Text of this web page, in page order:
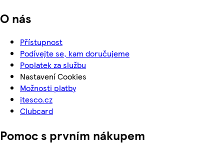
O nás
Přístupnost
Podívejte se, kam doručujeme
Poplatek za službu
Nastavení Cookies
Možnosti platby
itesco.cz
Clubcard
Pomoc s prvním nákupem